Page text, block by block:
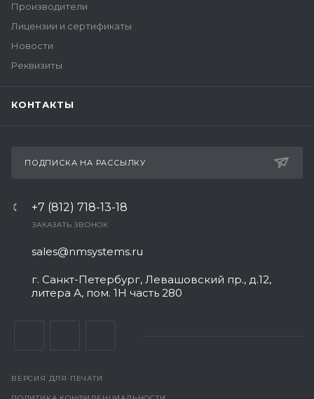
Производители
Лицензии и сертификаты
Новости
Реквизиты
КОНТАКТЫ
ПОДПИСКА НА РАССЫЛКУ
+7 (812) 718-13-18
ЗАКАЗАТЬ ЗВОНОК
sales@nmsystems.ru
г. Санкт-Петербург, Левашовский пр., д.12,
литера А, пом. 1Н часть 280
ВЕРСИЯ ДЛЯ ПЕЧАТИ